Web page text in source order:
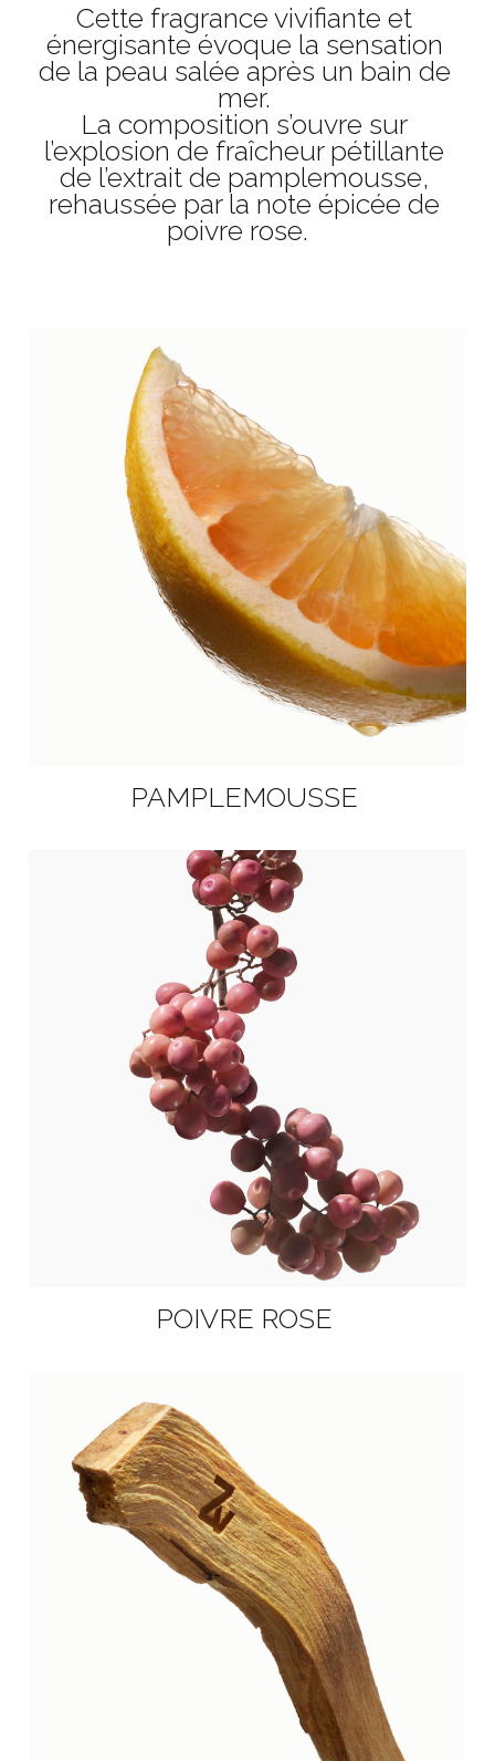
Cette fragrance vivifiante et
énergisante évoque la sensation
de la peau salée après un bain de
mer.
La composition s’ouvre sur
l’explosion de fraîcheur pétillante
de l’extrait de pamplemousse,
rehaussée par la note épicée de
poivre rose.
PAMPLEMOUSSE
POIVRE ROSE